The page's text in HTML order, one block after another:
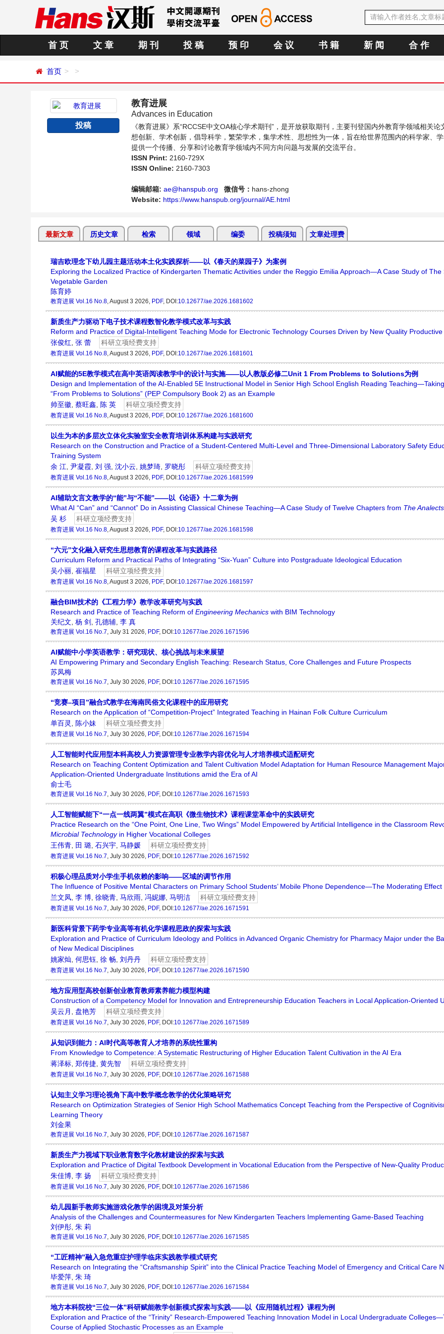
首 页 文 章 期 刊 投 稿 预 印 会 议 书 籍 新 闻 合 作
首页
投稿
教育进展
Advances in Education
《教育进展》系“RCCSE中文OA核心学术期刊”，是开放获取期刊，主要刊登国内外教育学领域相关论
想创新、学术创新，倡导科学，繁荣学术，集学术性、思想性为一体，旨在给世界范围内的科学家、
提供一个传播、分享和讨论教育学领域内不同方向问题与发展的交流平台。
ISSN Print: 2160-729X
ISSN Online: 2160-7303
编辑邮箱: ae@hanspub.org 微信号： hans-zhong
Website: https://www.hanspub.org/journal/AE.html
最新文章 历史文章 检索 领域 编委 投稿须知 文章处理费
瑞吉欧理念下幼儿园主题活动本土化实践探析——以《春天的菜园子》为案例
Exploring the Localized Practice of Kindergarten Thematic Activities under the Reggio Emilia Approach—A Case Study of The
Vegetable Garden
陈育婷
教育进展 Vol.16 No.8, August 3 2026, PDF, DOI:10.12677/ae.2026.1681602
新质生产力驱动下电子技术课程数智化教学模式改革与实践
Reform and Practice of Digital-Intelligent Teaching Mode for Electronic Technology Courses Driven by New Quality
张俊红 张 蕾 科研立项经费支持
教育进展 Vol.16 No.8, August 3 2026, PDF, DOI:10.12677/ae.2026.1681601
AI赋能的5E教学模式在高中英语阅读教学中的设计与实施——以人教版必修二Unit 1 From Problems to Solutions为例
Design and Implementation of the AI-Enabled 5E Instructional Model in Senior High School English Reading
“From Problems to Solutions” (PEP Compulsory Book 2) as an Example
帅至徽 蔡旺鑫 陈 英 科研立项经费支持
教育进展 Vol.16 No.8, August 3 2026, PDF, DOI:10.12677/ae.2026.1681600
以生为本的多层次立体化实验室安全教育培训体系构建与实践研究
Research on the Construction and Practice of a Student-Centered Multi-Level and Three-Dimensional Laboratory Safety
Training System
余 江 尹凝霞 刘 强 沈小云 姚梦琦 罗晓彤 科研立项经费支持
教育进展 Vol.16 No.8, August 3 2026, PDF, DOI:10.12677/ae.2026.1681599
AI辅助文言文教学的“能”与“不能”——以《论语》十二章为例
What AI “Can” and “Cannot” Do in Assisting Classical Chinese Teaching—A Case Study of Twelve Chapters from The Analects
吴 杉
科研立项经费支持
教育进展 Vol.16 No.8, August 3 2026, PDF, DOI:10.12677/ae.2026.1681598
“六元”文化融入研究生思想教育的课程改革与实践路径
Curriculum Reform and Practical Paths of Integrating “Six-Yuan” Culture into Postgraduate Ideological Education
吴小丽 崔福星 科研立项经费支持
教育进展 Vol.16 No.8, August 3 2026, PDF, DOI:10.12677/ae.2026.1681597
融合BIM技术的《工程力学》教学改革研究与实践
Research and Practice of Teaching Reform of Engineering Mechanics with BIM Technology
关纪文 杨 剑 孔德辅 李 真
教育进展 Vol.16 No.7, July 31 2026, PDF, DOI:10.12677/ae.2026.1671596
AI赋能中小学英语教学：研究现状、核心挑战与未来展望
AI Empowering Primary and Secondary English Teaching: Research Status, Core Challenges and Future Prospects
苏凤梅
教育进展 Vol.16 No.7, July 30 2026, PDF, DOI:10.12677/ae.2026.1671595
“竞赛–项目”融合式教学在海南民俗文化课程中的应用研究
Research on the Application of “Competition-Project” Integrated Teaching in Hainan Folk Culture Curriculum
单百灵
陈小妹 科研立项经费支持
教育进展 Vol.16 No.7, July 30 2026, PDF, DOI:10.12677/ae.2026.1671594
人工智能时代应用型本科高校人力资源管理专业教学内容优化与人才培养模式适配研究
Research on Teaching Content Optimization and Talent Cultivation Model Adaptation for Human Resource Management
Application-Oriented Undergraduate Institutions amid the Era of AI
俞士毛
教育进展 Vol.16 No.7, July 30 2026, PDF, DOI:10.12677/ae.2026.1671593
人工智能赋能下“一点一线两翼”模式在高职《微生物技术》课程课堂革命中的实践研究
Practice Research on the “One Point, One Line, Two Wings” Model Empowered by Artificial Intelligence in the Classroom
Microbial Technologyin Higher Vocational Colleges
王伟青
田 璐 石兴宇 马静媛 科研立项经费支持
教育进展 Vol.16 No.7, July 30 2026, PDF, DOI:10.12677/ae.2026.1671592
积极心理品质对小学生手机依赖的影响——区域的调节作用
The Influence of Positive Mental Characters on Primary School Students’ Mobile Phone Dependence—The Moderating Effect
兰文凤 李 博 徐晓青 马欣雨 冯妮娜 马明洁 科研立项经费支持
教育进展 Vol.16 No.7, July 30 2026, PDF, DOI:10.12677/ae.2026.1671591
新医科背景下药学专业高等有机化学课程思政的探索与实践
Exploration and Practice of Curriculum Ideology and Politics in Advanced Organic Chemistry for Pharmacy Major under the
of New Medical Disciplines
姚家灿 何思钰 徐 畅 刘丹丹 科研立项经费支持
教育进展 Vol.16 No.7, July 30 2026, PDF, DOI:10.12677/ae.2026.1671590
地方应用型高校创新创业教育教师素养能力模型构建
Construction of a Competency Model for Innovation and Entrepreneurship Education Teachers in Local Application-Oriented
吴云月
盘艳芳 科研立项经费支持
教育进展 Vol.16 No.7, July 30 2026, PDF, DOI:10.12677/ae.2026.1671589
从知识到能力：AI时代高等教育人才培养的系统性重构
From Knowledge to Competence: A Systematic Restructuring of Higher Education Talent Cultivation in the AI Era
蒋泽标 郑传捷 黄先智 科研立项经费支持
教育进展 Vol.16 No.7, July 30 2026, PDF, DOI:10.12677/ae.2026.1671588
认知主义学习理论视角下高中数学概念教学的优化策略研究
Research on Optimization Strategies of Senior High School Mathematics Concept Teaching from the Perspective of
Learning Theory
刘金果
教育进展 Vol.16 No.7, July 30 2026, PDF, DOI:10.12677/ae.2026.1671587
新质生产力视域下职业教育数字化教材建设的探索与实践
Exploration and Practice of Digital Textbook Development in Vocational Education from the Perspective of New-Quality
朱佳博 李 扬 科研立项经费支持
教育进展 Vol.16 No.7, July 30 2026, PDF, DOI:10.12677/ae.2026.1671586
幼儿园新手教师实施游戏化教学的困境及对策分析
Analysis of the Challenges and Countermeasures for New Kindergarten Teachers Implementing Game-Based Teaching
刘伊彤 朱 莉
教育进展 Vol.16 No.7, July 30 2026, PDF, DOI:10.12677/ae.2026.1671585
“工匠精神”融入急危重症护理学临床实践教学模式研究
Research on Integrating the “Craftsmanship Spirit” into the Clinical Practice Teaching Model of Emergency and Critical Care
毕爱萍 朱 琦
教育进展 Vol.16 No.7, July 30 2026, PDF, DOI:10.12677/ae.2026.1671584
地方本科院校“三位一体”科研赋能教学创新模式探索与实践——以《应用随机过程》课程为例
Exploration and Practice of the “Trinity” Research-Empowered Teaching Innovation Model in Local Undergraduate
Course of Applied Stochastic Processes as an Example